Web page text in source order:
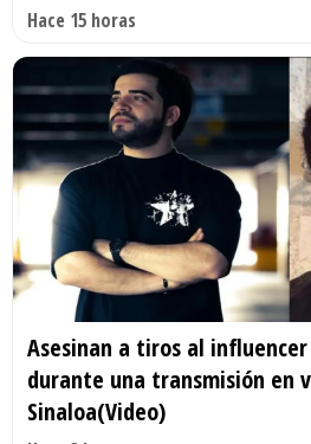
Hace 15 horas
Asesinan a tiros al influencer
durante una transmisión en
Sinaloa(Video)